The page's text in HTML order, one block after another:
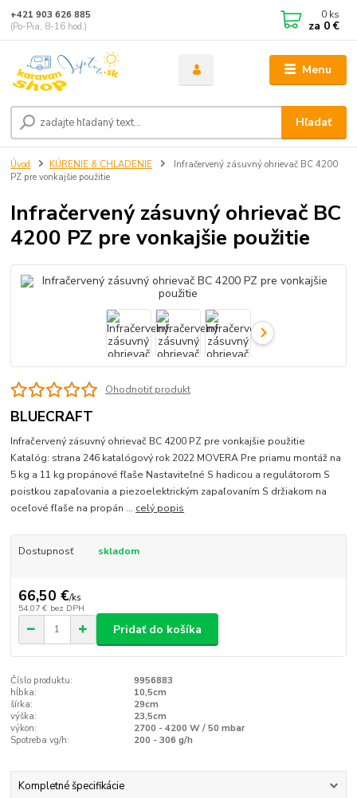
Menu
Hľadať
+421 903 626 885
(Po-Pia, 8-16 hod.)
0 ks
za 0 €
Úvod KÚRENIE & CHLADENIE
Infračervený zásuvný ohrievač BC 4200
PZ pre vonkajšie použitie
Infračervený zásuvný ohrievač BC
4200 PZ pre vonkajšie použitie
Ohodnotiť produkt
BLUECRAFT
Infračervený zásuvný ohrievač BC 4200 PZ pre vonkajšie použitie
Katalóg: strana 246 katalógový rok 2022 MOVERA Pre priamu montáž na
5 kg a 11 kg propánové fľaše Nastaviteľné S hadicou a regulátorom S
poistkou zapaľovania a piezoelektrickým zapaľovaním S držiakom na
oceľové fľaše na propán ... celý popis
Dostupnosť skladom
66,50 €/ks
54,07 € bez DPH
Pridať do košíka
Číslo produktu:
9956883
hĺbka:
10,5cm
šírka:
29cm
výška:
23,5cm
výkon:
2700 - 4200 W / 50 mbar
Spotreba vg/h:
200 - 306 g/h
Kompletné špecifikácie